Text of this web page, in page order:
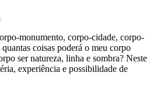
monumento, corpo-cidade, corpo-
coisas poderá o meu corpo
ser natureza, linha e sombra? Neste
experiência e possibilidade de